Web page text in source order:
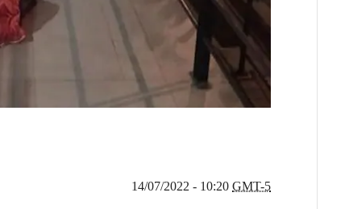
14/07/2022 - 10:20 GMT-5